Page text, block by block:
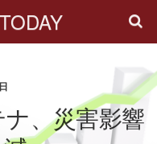
、災害影響